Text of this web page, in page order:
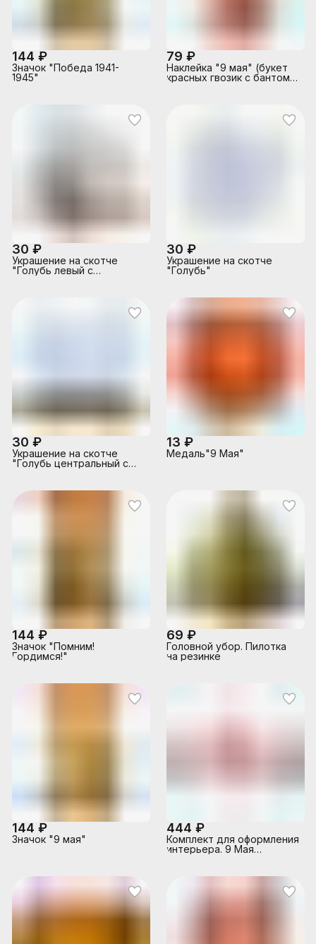
144 ₽
Значок "Победа 1941-
1945"
79 ₽
Наклейка "9 мая" (букет
красных гвозик с бантом
30 ₽
Украшение на скотче
"Голубь левый с
30 ₽
Украшение на скотче
"Голубь"
30 ₽
Украшение на скотче
"Голубь центральный с
13 ₽
Медаль"9 Мая"
144 ₽
Значок "Помним!
Гордимся!"
69 ₽
Головной убор. Пилотка
на резинке
144 ₽
Значок "9 мая"
444 ₽
Комплект для оформления
интерьера. 9 Мая
гвоздики 4шт)